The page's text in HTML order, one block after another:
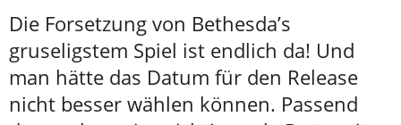
Die Forsetzung von Bethesda’s
gruseligstem Spiel ist endlich da! Und
man hätte das Datum für den Release
nicht besser wählen können. Passend